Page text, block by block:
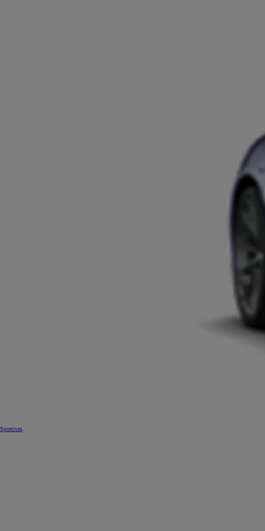
Sportives